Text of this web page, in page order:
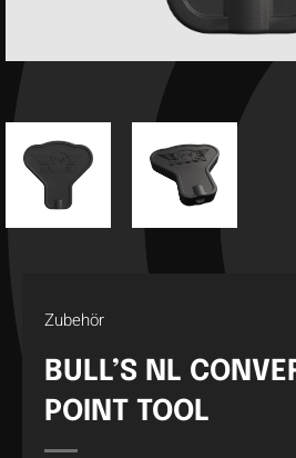
Zubehör
BULL’S NL
POINT TOOL